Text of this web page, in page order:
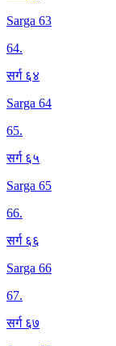
Sarga 63
64.
सर्ग ६४
Sarga 64
65.
सर्ग ६५
Sarga 65
66.
सर्ग ६६
Sarga 66
67.
सर्ग ६७